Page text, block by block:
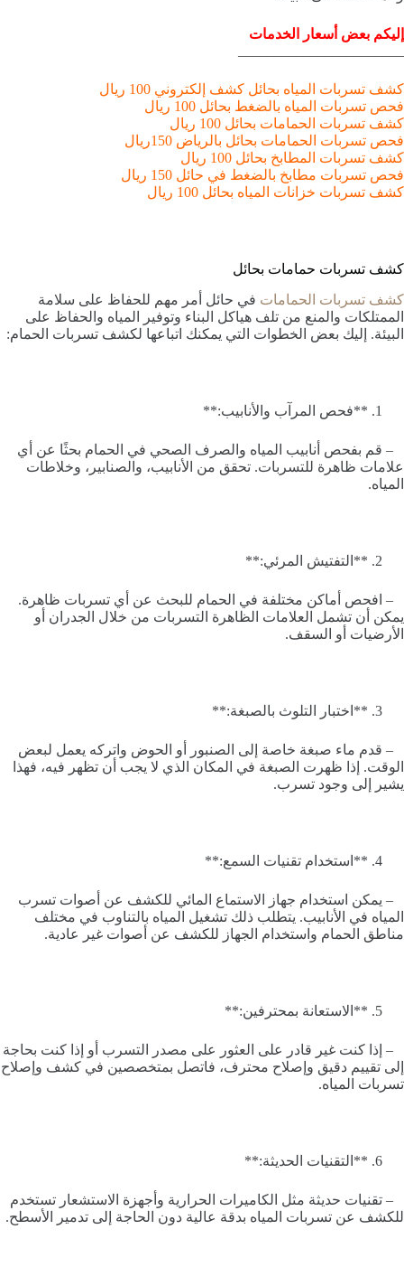
إليكم بعض أسعار الخدمات
كشف تسربات المياه بحائل كشف إلكتروني 100 ريال
فحص تسربات المياه بالضغط بحائل 100 ريال
كشف تسربات الحمامات بحائل 100 ريال
فحص تسربات الحمامات بحائل بالرياض 150ريال
كشف تسربات المطابخ بحائل 100 ريال
فحص تسربات مطابخ بالضغط في حائل 150 ريال
كشف تسربات خزانات المياه بحائل 100 ريال
كشف تسربات حمامات بحائل
كشف تسربات الحمامات في حائل أمر مهم للحفاظ على سلامة
الممتلكات والمنع من تلف هياكل البناء وتوفير المياه والحفاظ على
البيئة. إليك بعض الخطوات التي يمكنك اتباعها لكشف تسربات الحمام:
**فحص المرآب والأنابيب:**
– قم بفحص أنابيب المياه والصرف الصحي في الحمام بحثًا عن أي
علامات ظاهرة للتسربات. تحقق من الأنابيب، والصنابير، وخلاطات
المياه.
**التفتيش المرئي:**
– افحص أماكن مختلفة في الحمام للبحث عن أي تسربات ظاهرة.
يمكن أن تشمل العلامات الظاهرة التسربات من خلال الجدران أو
الأرضيات أو السقف.
**اختبار التلوث بالصبغة:**
– قدم ماء صبغة خاصة إلى الصنبور أو الحوض واتركه يعمل لبعض
الوقت. إذا ظهرت الصبغة في المكان الذي لا يجب أن تظهر فيه، فهذا
يشير إلى وجود تسرب.
**استخدام تقنيات السمع:**
– يمكن استخدام جهاز الاستماع المائي للكشف عن أصوات تسرب
المياه في الأنابيب. يتطلب ذلك تشغيل المياه بالتناوب في مختلف
مناطق الحمام واستخدام الجهاز للكشف عن أصوات غير عادية.
**الاستعانة بمحترفين:**
– إذا كنت غير قادر على العثور على مصدر التسرب أو إذا كنت بحاجة
إلى تقييم دقيق وإصلاح محترف، فاتصل بمتخصصين في كشف وإصلاح
تسربات المياه.
**التقنيات الحديثة:**
– تقنيات حديثة مثل الكاميرات الحرارية وأجهزة الاستشعار تستخدم
للكشف عن تسربات المياه بدقة عالية دون الحاجة إلى تدمير الأسطح.